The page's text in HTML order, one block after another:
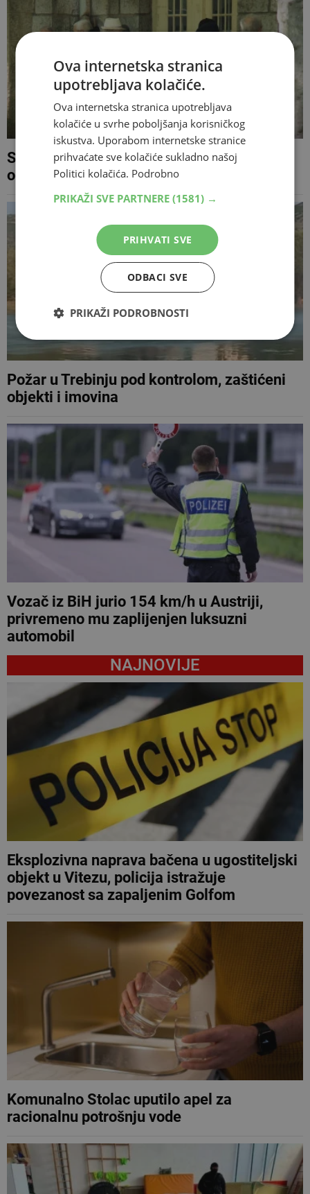
Sutra počinje isplata srpanjskih mirovina,
od kolovoza novo povećanje u RS-u
Požar u Trebinju pod kontrolom, zaštićeni
objekti i imovina
Vozač iz BiH jurio 154 km/h u Austriji,
privremeno mu zaplijenjen luksuzni
automobil
NAJNOVIJE
Eksplozivna naprava bačena u ugostiteljski
objekt u Vitezu, policija istražuje
povezanost sa zapaljenim Golfom
Komunalno Stolac uputilo apel za
racionalnu potrošnju vode
Ova internetska stranica
upotrebljava kolačiće.
Ova internetska stranica upotrebljava
kolačiće u svrhe poboljšanja korisničkog
iskustva. Uporabom internetske stranice
prihvaćate sve kolačiće sukladno našoj
Politici kolačića. Podrobno
PRIKAŽI SVE PARTNERE (1581) →
PRIHVATI SVE
ODBACI SVE
PRIKAŽI PODROBNOSTI